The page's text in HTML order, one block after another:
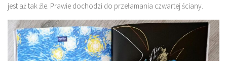
jest aż tak źle. Prawie dochodzi do przełamania czwartej ściany.